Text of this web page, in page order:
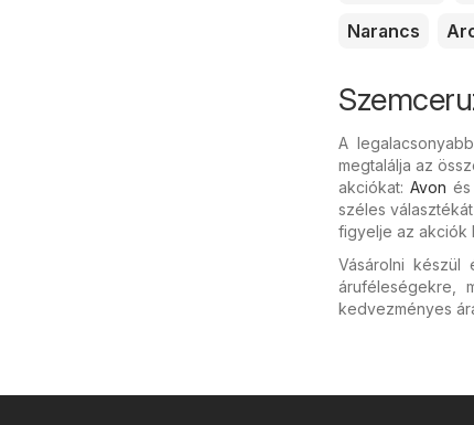
Narancs
A
megtalálja az
akciókat: Avon és
széles
figyelje az akciók
Vásárolni készül
áruféleségekre,
kedvezményes